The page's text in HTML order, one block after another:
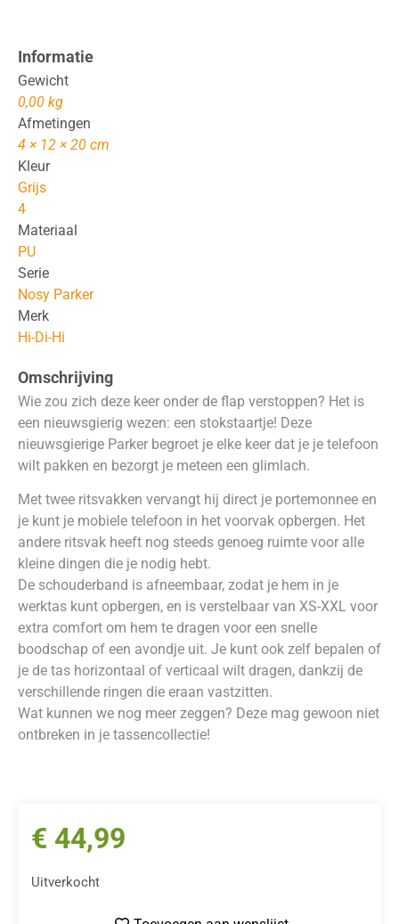
Informatie
Gewicht
0,00 kg
Afmetingen
4 × 12 × 20 cm
Kleur
Grijs
4
Materiaal
PU
Serie
Nosy Parker
Merk
Hi-Di-Hi
Omschrijving
Wie zou zich deze keer onder de flap verstoppen? Het is
een nieuwsgierig wezen: een stokstaartje! Deze
nieuwsgierige Parker begroet je elke keer dat je je telefoon
wilt pakken en bezorgt je meteen een glimlach.
Met twee ritsvakken vervangt hij direct je portemonnee en
je kunt je mobiele telefoon in het voorvak opbergen. Het
andere ritsvak heeft nog steeds genoeg ruimte voor alle
kleine dingen die je nodig hebt.
De schouderband is afneembaar, zodat je hem in je
werktas kunt opbergen, en is verstelbaar van XS-XXL voor
extra comfort om hem te dragen voor een snelle
boodschap of een avondje uit. Je kunt ook zelf bepalen of
je de tas horizontaal of verticaal wilt dragen, dankzij de
verschillende ringen die eraan vastzitten.
Wat kunnen we nog meer zeggen? Deze mag gewoon niet
ontbreken in je tassencollectie!
€ 44,99
Uitverkocht